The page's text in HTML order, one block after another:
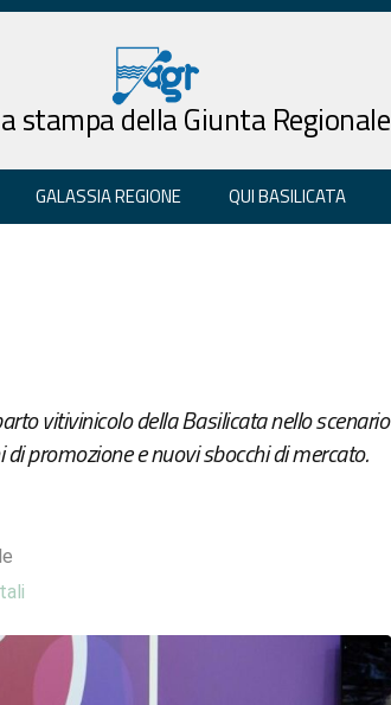
stampa della Giunta Regionale
GALASSIA REGIONE QUI BASILICATA
vitivinicolo della Basilicata nello scenario
promozione e nuovi sbocchi di mercato.